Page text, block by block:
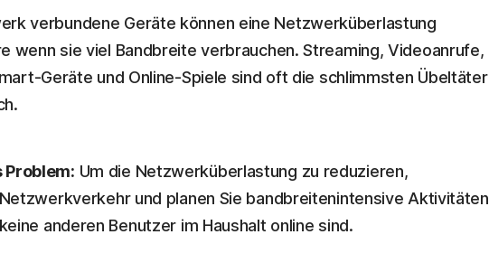
verbundene Geräte können eine Netzwerküberlastung
wenn sie viel Bandbreite verbrauchen. Streaming, Videoanrufe,
Geräte und Online-Spiele sind oft die schlimmsten Übeltäter
Problem: Um die Netzwerküberlastung zu reduzieren,
und planen Sie bandbreitenintensive Aktivitäten
anderen Benutzer im Haushalt online sind.